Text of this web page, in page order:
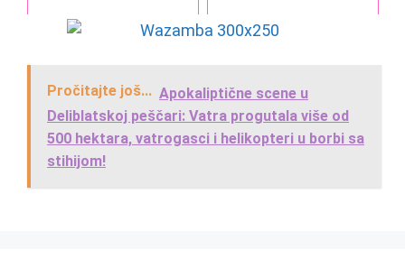
Pročitajte još... Apokaliptične scene u
Deliblatskoj peščari: Vatra progutala više od
500 hektara, vatrogasci i helikopteri u borbi sa
stihijom!